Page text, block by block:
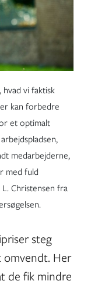
vi faktisk
kan forbedre
et optimalt
medarbejderne,
med fuld
Christensen fra
steg
Her
de fik mindre